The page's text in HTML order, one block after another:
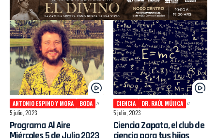
ANTONIO ESPINO Y MORA
BODA
5 julio, 2023
Programa Al Aire
CIENCIA
DR. RAÚL MÚJICA
5 julio, 2023
Ciencia Zapata, el club de